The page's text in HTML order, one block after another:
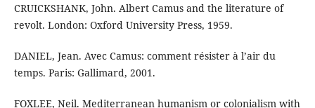
CRUICKSHANK, John. Albert Camus and the literature of
revolt. London: Oxford University Press, 1959.
DANIEL, Jean. Avec Camus: comment résister à l’air du
temps. Paris: Gallimard, 2001.
FOXLEE, Neil. Mediterranean humanism or colonialism with